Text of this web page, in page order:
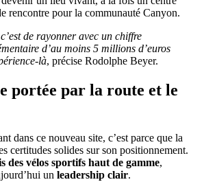
rencontre pour la communauté Canyon.
de rayonner avec un chiffre
d’au moins 5 millions d’euros
là, précise Rodolphe Beyer.
portée par la route et le
dans ce nouveau site, c’est parce que la
certitudes solides sur son positionnement.
des vélos sportifs haut de gamme,
un leadership clair.